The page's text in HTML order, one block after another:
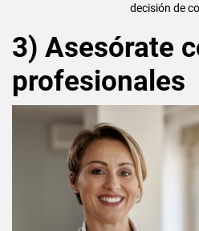
decisión de
3) Asesórate
profesionales